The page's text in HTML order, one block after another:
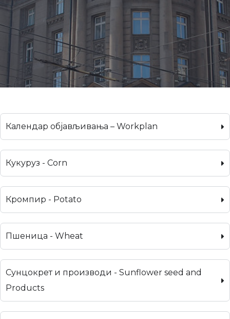
Календар објављивања – Workplan
Кукуруз - Corn
Кромпир - Potato
Пшеница - Wheat
Сунцокрет и производи - Sunflower seed and
Products